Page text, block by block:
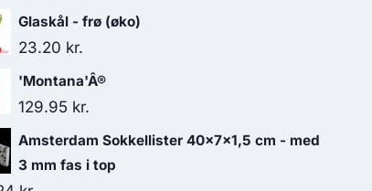
Glaskål - frø (øko)
23.20 kr.
'Montana'Â®
129.95 kr.
Amsterdam Sokkellister 40x7x1,5 cm - med
3 mm fas i top